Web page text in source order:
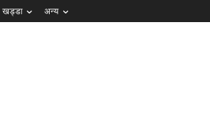
खड्डा अन्य